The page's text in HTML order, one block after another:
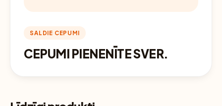
SALDIE CEPUMI
CEPUMI PIENENĪTE SVER.